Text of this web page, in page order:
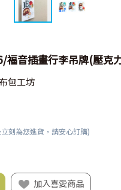
福音插畫行李吊牌(壓克
包工坊
刻為您進貨，請安心訂購)
加入喜愛商品